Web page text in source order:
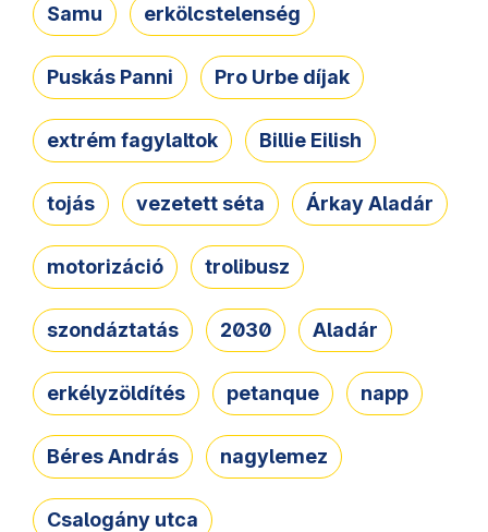
Samu erkölcstelenség
Puskás Panni Pro Urbe díjak
extrém fagylaltok Billie Eilish
tojás vezetett séta Árkay Aladár
motorizáció trolibusz
szondáztatás 2030 Aladár
erkélyzöldítés petanque napp
Béres András nagylemez
Csalogány utca